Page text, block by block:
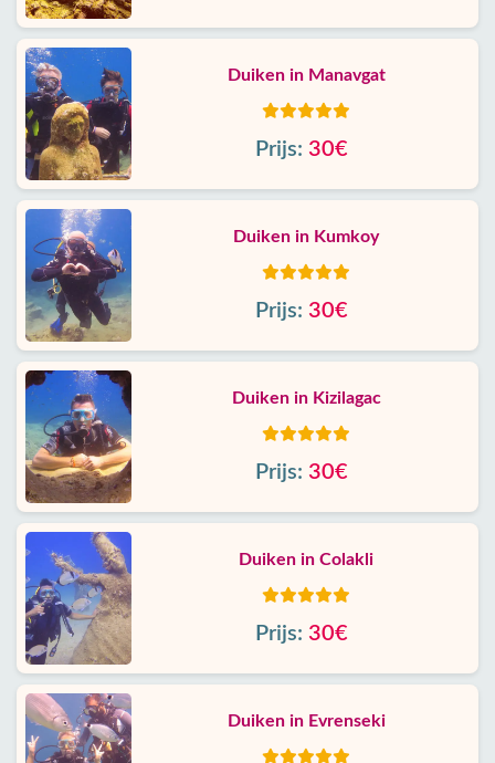
Duiken in Manavgat
Prijs: 30€
Duiken in Kumkoy
Prijs: 30€
Duiken in Kizilagac
Prijs: 30€
Duiken in Colakli
Prijs: 30€
Duiken in Evrenseki